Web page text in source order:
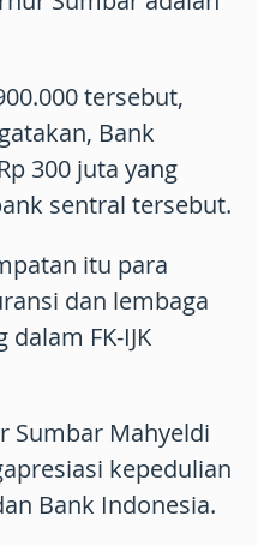
tersebut,
Bank
300 juta yang
sentral tersebut.
itu para
dan lembaga
FK-IJK
Sumbar Mahyeldi
kepedulian
Bank Indonesia.